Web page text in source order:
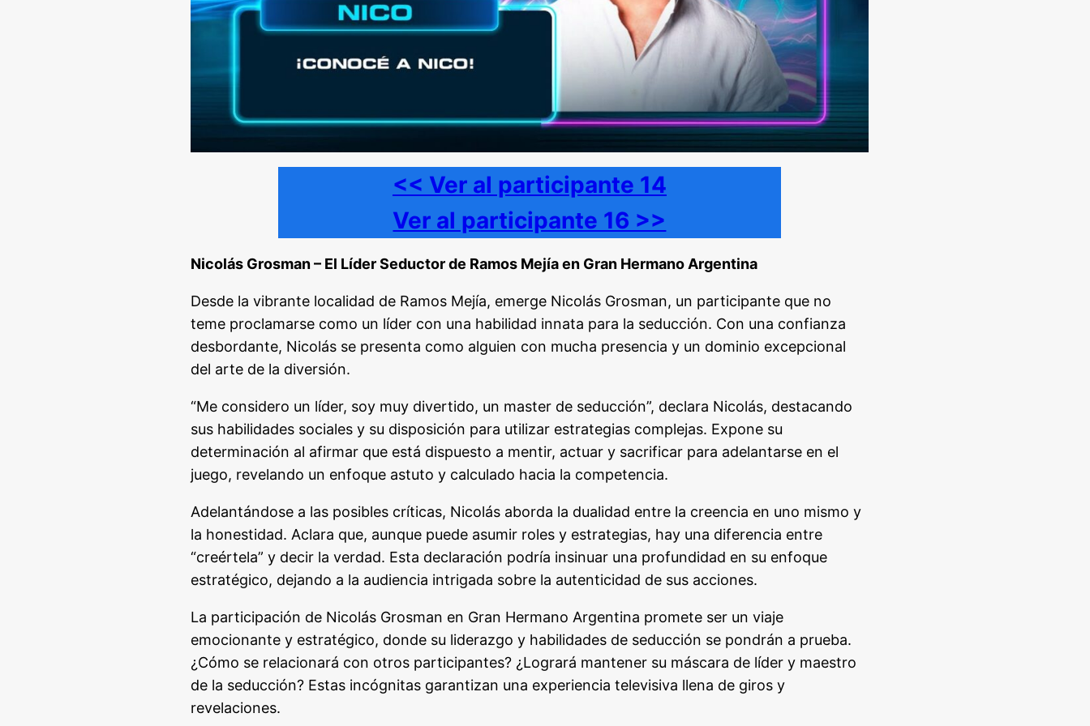
<< Ver al participante 14
Ver al participante 16 >>
Nicolás Grosman – El Líder Seductor de Ramos Mejía en Gran Hermano Argentina
Desde la vibrante localidad de Ramos Mejía, emerge Nicolás Grosman, un participante que no
teme proclamarse como un líder con una habilidad innata para la seducción. Con una confianza
desbordante, Nicolás se presenta como alguien con mucha presencia y un dominio excepcional
del arte de la diversión.
“Me considero un líder, soy muy divertido, un master de seducción”, declara Nicolás, destacando
sus habilidades sociales y su disposición para utilizar estrategias complejas. Expone su
determinación al afirmar que está dispuesto a mentir, actuar y sacrificar para adelantarse en el
juego, revelando un enfoque astuto y calculado hacia la competencia.
Adelantándose a las posibles críticas, Nicolás aborda la dualidad entre la creencia en uno mismo y
la honestidad. Aclara que, aunque puede asumir roles y estrategias, hay una diferencia entre
“creértela” y decir la verdad. Esta declaración podría insinuar una profundidad en su enfoque
estratégico, dejando a la audiencia intrigada sobre la autenticidad de sus acciones.
La participación de Nicolás Grosman en Gran Hermano Argentina promete ser un viaje
emocionante y estratégico, donde su liderazgo y habilidades de seducción se pondrán a prueba.
¿Cómo se relacionará con otros participantes? ¿Logrará mantener su máscara de líder y maestro
de la seducción? Estas incógnitas garantizan una experiencia televisiva llena de giros y
revelaciones.